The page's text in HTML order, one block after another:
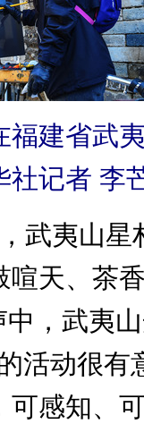
建省武夷
社记者 李
夷山星
喧天、茶
中，武夷
活动很有
感知、